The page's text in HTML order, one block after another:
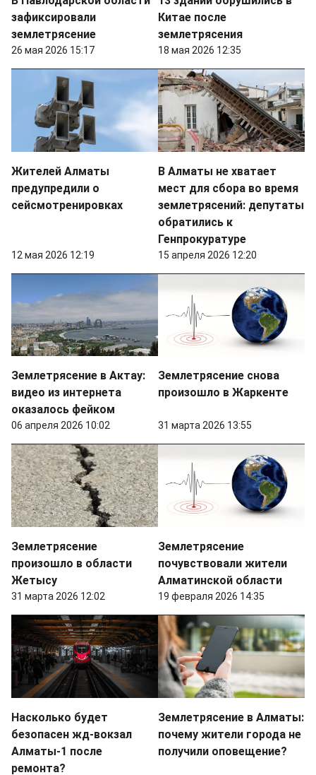
зафиксировали
землетрясение
26 мая 2026 15:17
Китае после
землетрясения
18 мая 2026 12:35
Жителей Алматы
предупредили о
сейсмотренировках
12 мая 2026 12:19
В Алматы не хватает
мест для сбора во время
землетрясений: депутаты
обратились к
Генпрокуратуре
15 апреля 2026 12:20
Землетрясение в Актау:
видео из интернета
оказалось фейком
06 апреля 2026 10:02
Землетрясение снова
произошло в Жаркенте
31 марта 2026 13:55
Землетрясение
произошло в области
Жетысу
31 марта 2026 12:02
Землетрясение
почувствовали жители
Алматинской области
19 февраля 2026 14:35
Насколько будет
безопасен жд-вокзал
Алматы-1 после
ремонта?
Землетрясение в Алматы:
почему жители города не
получили оповещение?